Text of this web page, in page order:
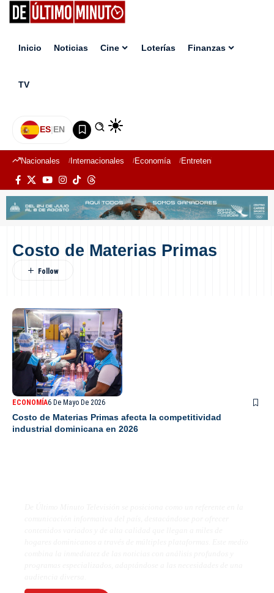
Inicio Noticias Cine Loterías Finanzas
TV
ES|EN
Nacionales Internacionales Economía Entretenimiento
Costo de Materias Primas
ECONOMÍA6 De Mayo De 2026
Costo de Materias Primas afecta la competitividad
industrial dominicana en 2026